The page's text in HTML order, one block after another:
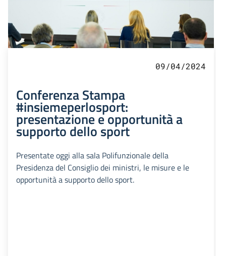
09/04/2024
Conferenza Stampa
#insiemeperlosport:
presentazione e opportunità a
supporto dello sport
Presentate oggi alla sala Polifunzionale della
Presidenza del Consiglio dei ministri, le misure e le
opportunità a supporto dello sport.